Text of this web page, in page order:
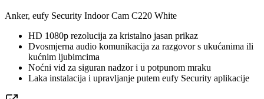
Anker, eufy Security Indoor Cam C220 White
HD 1080p rezolucija za kristalno jasan prikaz
Dvosmjerna audio komunikacija za razgovor s ukućanima ili
kućnim ljubimcima
Noćni vid za siguran nadzor i u potpunom mraku
Laka instalacija i upravljanje putem eufy Security aplikacije